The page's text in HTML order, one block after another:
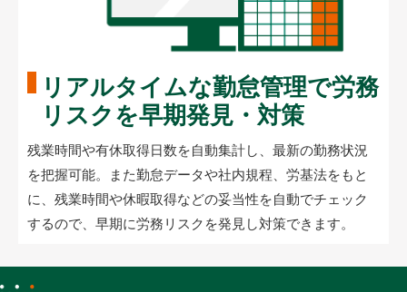
リアルタイムな勤怠管理で労務
リスクを早期発見・対策
残業時間や有休取得日数を自動集計し、最新の勤務状況
を把握可能。また勤怠データや社内規程、労基法をもと
に、残業時間や休暇取得などの妥当性を自動でチェック
するので、早期に労務リスクを発見し対策できます。